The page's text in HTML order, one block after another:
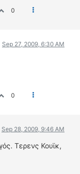
0
Sep 27, 2009, 6:30 AM
0
Sep 28, 2009, 9:46 AM
Τερενς Κουϊκ,